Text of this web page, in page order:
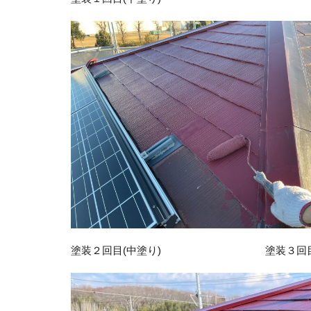
塗装２回目(中塗り) 塗装３回目(